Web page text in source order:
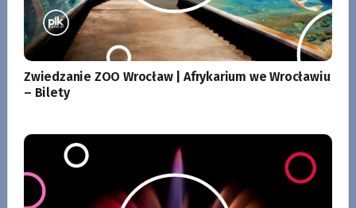
Zwiedzanie ZOO Wrocław | Afrykarium we Wrocławiu
– Bilety